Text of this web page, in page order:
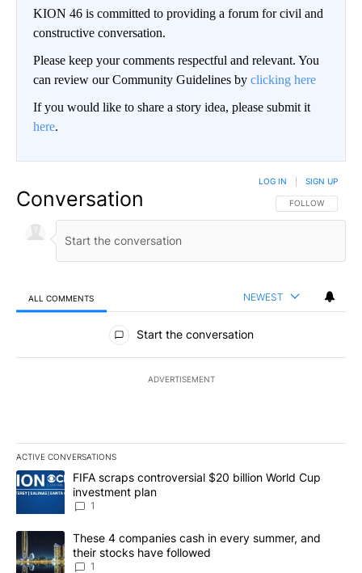
KION 46 is committed to providing a forum for civil and
constructive conversation.
Please keep your comments respectful and relevant. You
can review our Community Guidelines by clicking here
If you would like to share a story idea, please submit it
here.
Conversation FOLLOW THIS
FOLLOW
LOG IN SIGN UP
ALL COMMENTS NEWEST
All Comments
Start the conversation
ADVERTISEMENT
ACTIVE CONVERSATIONS
The following is a list of the most commented articles in the last
A trending article titled "FIFA scraps controversial $20 billion
FIFA scraps controversial $20 billion World Cup
investment plan
1
A trending article titled "These 4 companies cash in every
These 4 companies cash in every summer, and
their stocks have followed
1